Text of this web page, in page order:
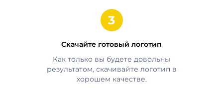
Скачайте готовый логотип
Как только вы будете довольны
результатом, скачивайте логотип в
хорошем качестве.